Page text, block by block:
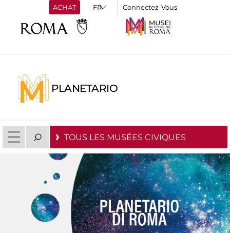
ACHAT Connectez-Vous
PLANETARIO
TOUS LES MUSÉES CIVIQUES